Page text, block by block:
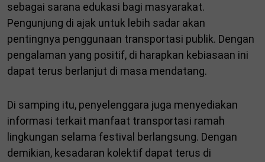
sebagai sarana edukasi bagi masyarakat.
Pengunjung di ajak untuk lebih sadar akan
pentingnya penggunaan transportasi publik. Dengan
pengalaman yang positif, di harapkan kebiasaan ini
dapat terus berlanjut di masa mendatang.
Di samping itu, penyelenggara juga menyediakan
informasi terkait manfaat transportasi ramah
lingkungan selama festival berlangsung. Dengan
demikian, kesadaran kolektif dapat terus di